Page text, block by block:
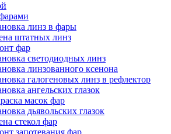
линз в фары
штатных линз
фар
светодиодных линз
линзованного ксенона
галогеновых линз в рефлектор
ангельских глазок
масок фар
дьявольских глазок
стекол фар
запотевания фар